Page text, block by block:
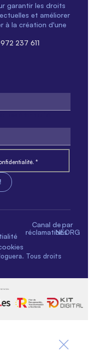
garantir les droits
et améliorer
à la création d'une
237 611
*
Canal de
réclamations
par
NEORG
Tous droits